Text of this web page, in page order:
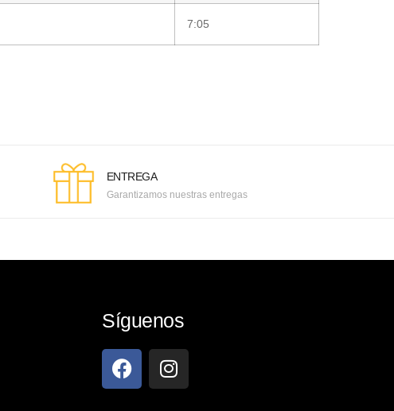
7:05
ENTREGA
Garantizamos nuestras entregas
Síguenos